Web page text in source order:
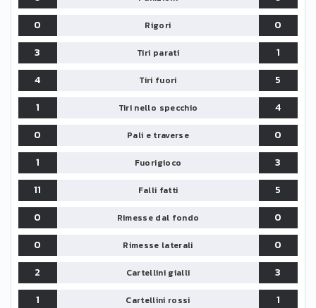
0
Rigori
0
3
Tiri parati
1
4
Tiri fuori
5
1
Tiri nello specchio
4
0
Pali e traverse
0
1
Fuorigioco
3
11
Falli fatti
5
0
Rimesse dal fondo
0
0
Rimesse laterali
0
2
Cartellini gialli
3
1
Cartellini rossi
1